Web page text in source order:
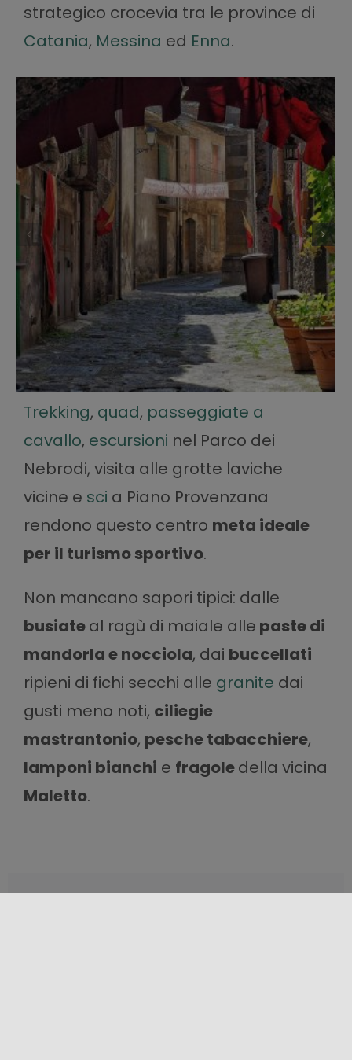
strategico crocevia tra le province di
Catania, Messina ed Enna.
Trekking, quad, passeggiate a
cavallo, escursioni nel Parco dei
Nebrodi, visita alle grotte laviche
vicine e sci a Piano Provenzana
rendono questo centro meta ideale
per il turismo sportivo.
Non mancano sapori tipici: dalle
busiateal ragù di maiale alle paste di
mandorla e nocciola, dai buccellati
ripieni di fichi secchi alle granite dai
gusti meno noti, ciliegie
mastrantonio, pesche tabacchiere,
lamponi bianchi e fragoledella vicina
Maletto.
Condividi questo contenuto!